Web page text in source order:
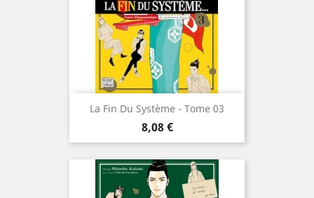
La Fin Du Système - Tome 03
Prix
8,08 €